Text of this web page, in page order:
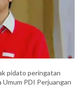
pidato peringatan
PDI Perjuangan